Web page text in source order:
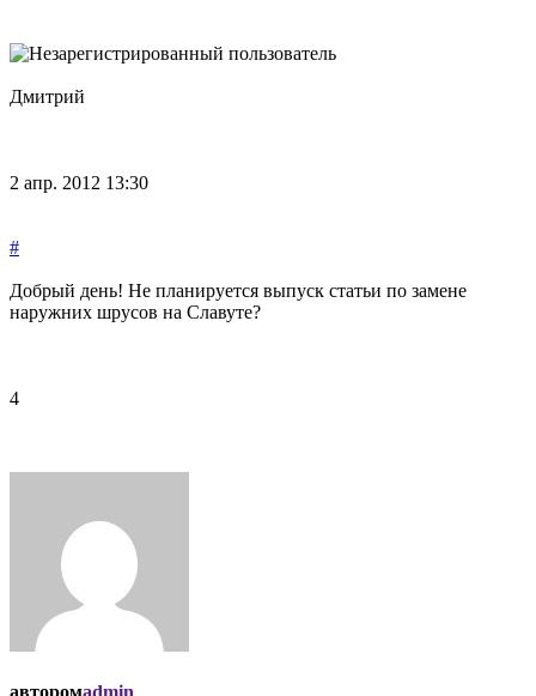
Дмитрий
2 апр. 2012 13:30
#
Добрый день! Не планируется выпуск статьи по замене
наружних шрусов на Славуте?
4